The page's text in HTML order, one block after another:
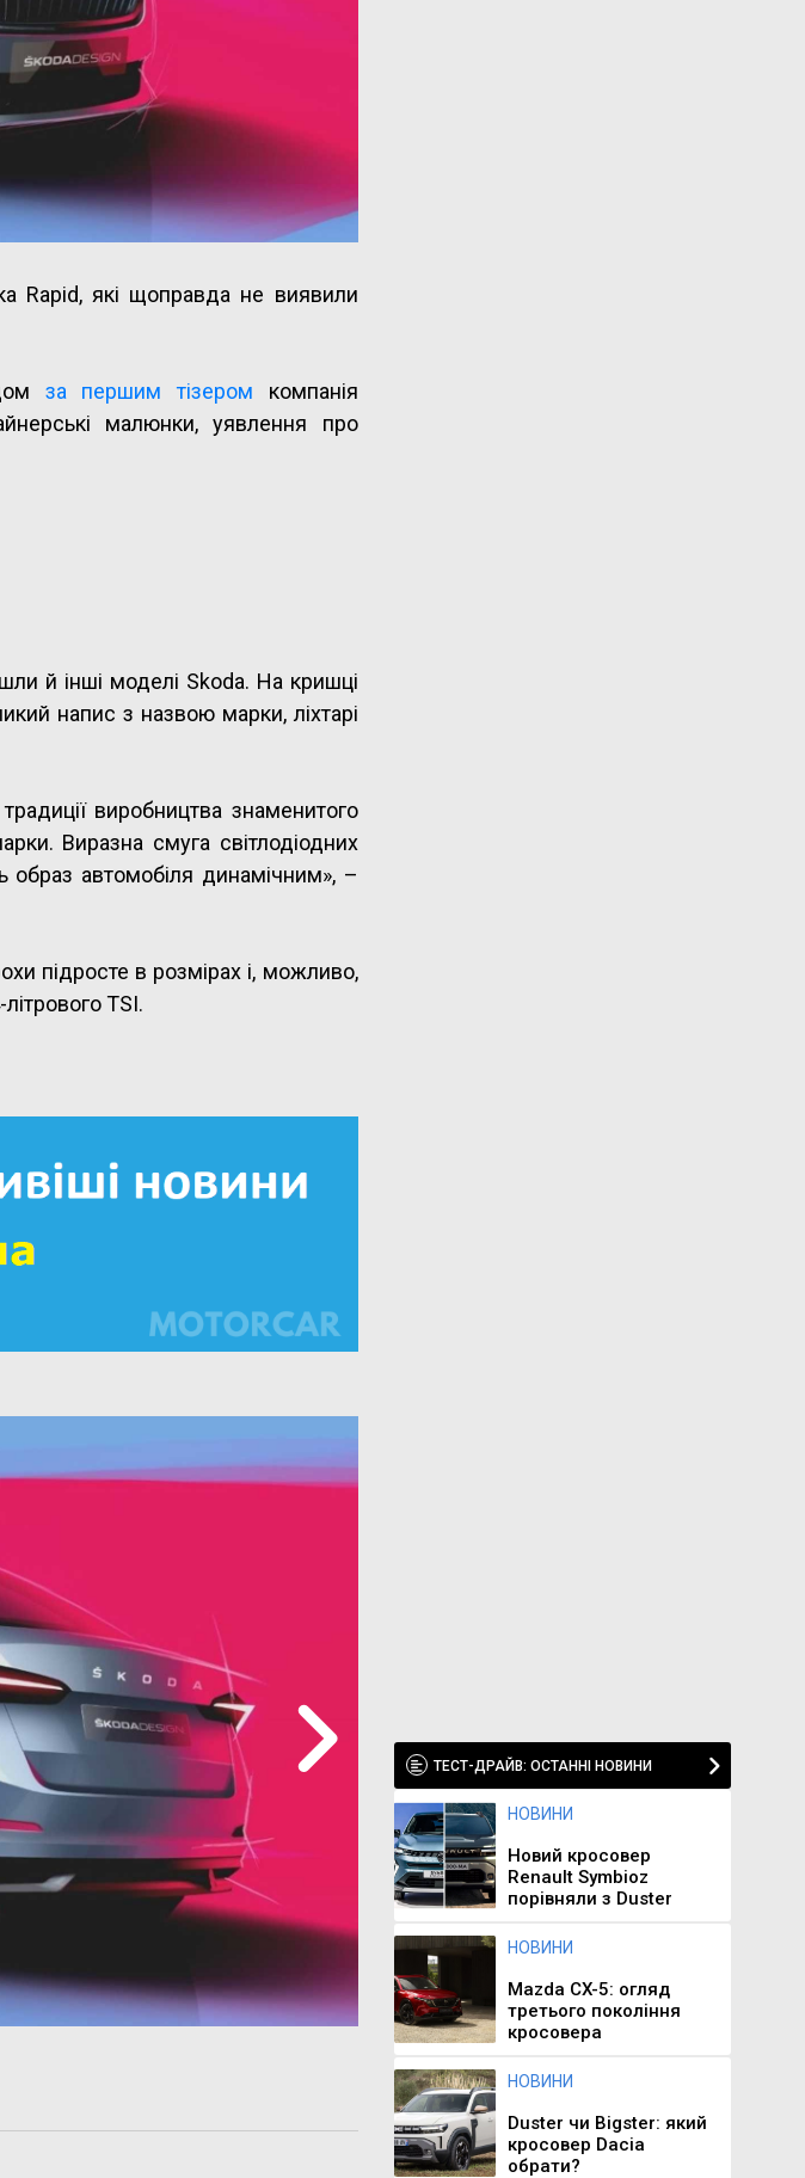
Rapid, які щоправда не виявили
за першим тізером компанія
малюнки, уявлення про
й інші моделі Skoda. На кришці
напис з назвою марки, ліхтарі
виробництва знаменитого
Виразна смуга світлодіодних
образ автомобіля динамічним», –
підросте в розмірах і, можливо,
TSI.
ТЕСТ-ДРАЙВ: ОСТАННІ НОВИНИ
НОВИНИ
Новий кросовер
Renault Symbioz
порівняли з Duster
НОВИНИ
Mazda CX-5: огляд
третього покоління
кросовера
НОВИНИ
Duster чи Bigster: який
кросовер Dacia
обрати?